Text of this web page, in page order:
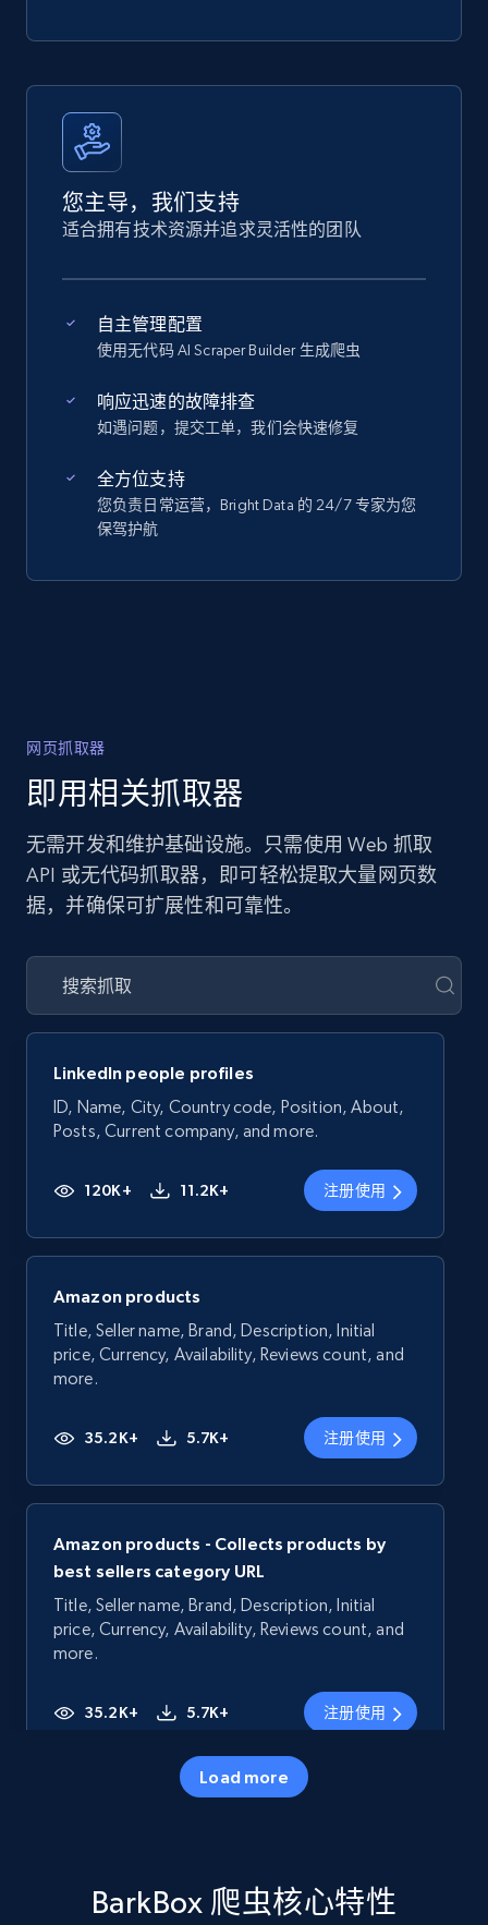
您主导，我们支持
适合拥有技术资源并追求灵活性的团队
自主管理配置
使用无代码 AI Scraper Builder 生成爬虫
响应迅速的故障排查
如遇问题，提交工单，我们会快速修复
全方位支持
您负责日常运营，Bright Data 的 24/7 专家为您
保驾护航
网页抓取器
即用相关抓取器
无需开发和维护基础设施。只需使用 Web 抓取
API 或无代码抓取器，即可轻松提取大量网页数
据，并确保可扩展性和可靠性。
LinkedIn people profiles
ID, Name, City, Country code, Position, About,
Posts, Current company, and more.
120K+ 11.2K+ 注册使用
Amazon products
Title, Seller name, Brand, Description, Initial
price, Currency, Availability, Reviews count, and
more.
35.2K+ 5.7K+ 注册使用
Amazon products - Collects products by
best sellers category URL
Title, Seller name, Brand, Description, Initial
price, Currency, Availability, Reviews count, and
more.
35.2K+ 5.7K+ 注册使用
price, Currency, Availability, Reviews count, and
Load more
BarkBox 爬虫核心特性